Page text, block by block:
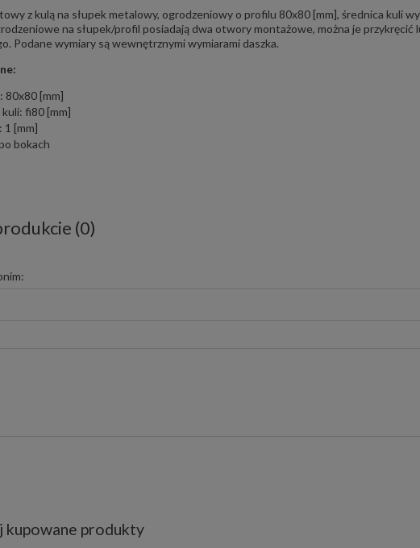
z kulą na słupek metalowy, ogrodzeniowy o profilu 80x80 [mm], średnica kuli
na słupek/profil posiadają dwa otwory montażowe, można je przykręcić
Podane wymiary są wewnętrznymi wymiarami daszka.
80x80 [mm]
fi80 [mm]
1 [mm]
bokach
(0)
kupowane produkty